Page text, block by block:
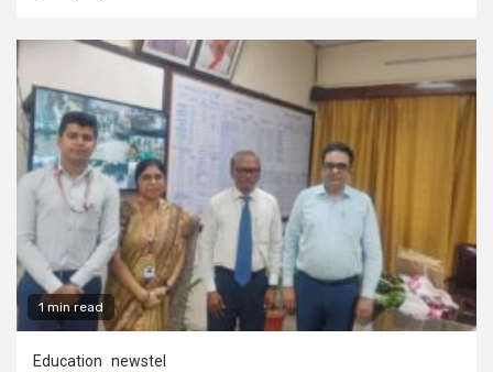
1 min read
Education newstel